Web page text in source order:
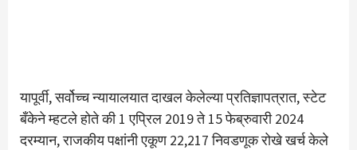
यापूर्वी, सर्वोच्च न्यायालयात दाखल केलेल्या प्रतिज्ञापत्रात, स्टेट
बँकेने म्हटले होते की 1 एप्रिल 2019 ते 15 फेब्रुवारी 2024
दरम्यान, राजकीय पक्षांनी एकूण 22,217 निवडणूक रोखे खर्च केले